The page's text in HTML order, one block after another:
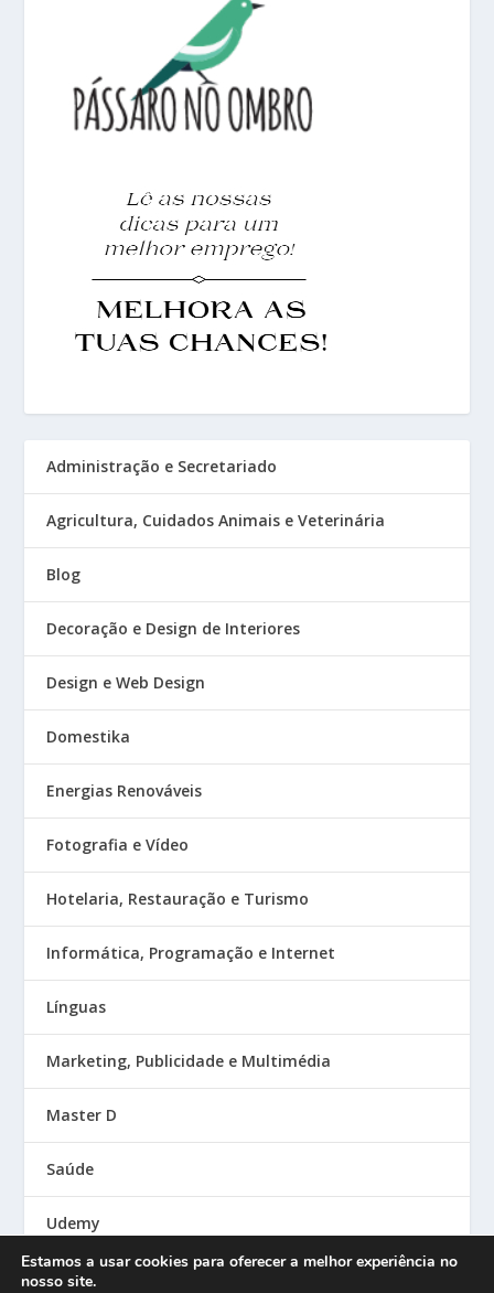
Administração e Secretariado
Agricultura, Cuidados Animais e Veterinária
Blog
Decoração e Design de Interiores
Design e Web Design
Domestika
Energias Renováveis
Fotografia e Vídeo
Hotelaria, Restauração e Turismo
Informática, Programação e Internet
Línguas
Marketing, Publicidade e Multimédia
Master D
Saúde
Udemy
Estamos a usar cookies para oferecer a melhor experiência no
nosso site.